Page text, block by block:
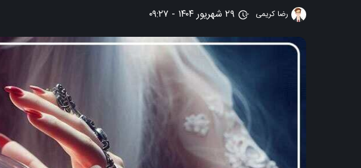
رضا کریمی ۲۹ شهریور ۱۴۰۴ - ۰۹:۲۷